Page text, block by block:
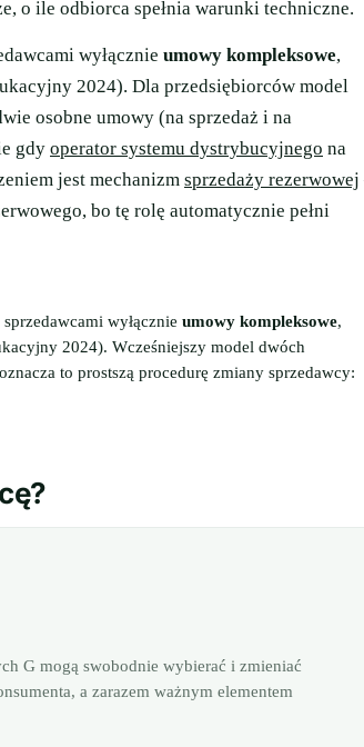
o ile odbiorca spełnia warunki techniczne.
wyłącznie umowy kompleksowe,
2024). Dla przedsiębiorców model
osobne umowy (na sprzedaż i na
gdy operator systemu dystrybucyjnego na
jest mechanizm sprzedaży rezerwowej
bo tę rolę automatycznie pełni
wyłącznie umowy kompleksowe,
2024). Wcześniejszy model dwóch
to prostszą procedurę zmiany sprzedawcy:
G mogą swobodnie wybierać i zmieniać
a zarazem ważnym elementem